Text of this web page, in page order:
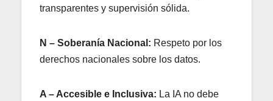
transparentes y supervisión sólida.
N – Soberanía Nacional: Respeto por los
derechos nacionales sobre los datos.
A – Accesible e Inclusiva: La IA no debe